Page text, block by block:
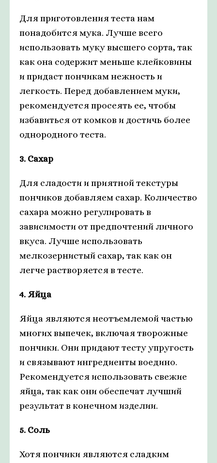
Для приготовления теста нам
понадобится мука. Лучше всего
использовать муку высшего сорта, так
как она содержит меньше клейковины
и придаст пончикам нежность и
легкость. Перед добавлением муки,
рекомендуется просеять ее, чтобы
избавиться от комков и достичь более
однородного теста.
3. Сахар
Для сладости и приятной текстуры
пончиков добавляем сахар. Количество
сахара можно регулировать в
зависимости от предпочтений личного
вкуса. Лучше использовать
мелкозернистый сахар, так как он
легче растворяется в тесте.
4. Яйца
Яйца являются неотъемлемой частью
многих выпечек, включая творожные
пончики. Они придают тесту упругость
и связывают ингредиенты воедино.
Рекомендуется использовать свежие
яйца, так как они обеспечат лучший
результат в конечном изделии.
5. Соль
Хотя пончики являются сладким